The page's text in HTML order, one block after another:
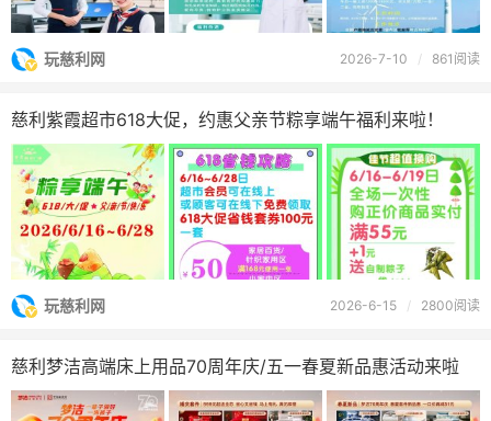
玩慈利网 2026-7-10 / 861阅读
慈利紫霞超市618大促，约惠父亲节粽享端午福利来啦！
玩慈利网 2026-6-15 / 2800阅读
慈利梦洁高端床上用品70周年庆/五一春夏新品惠活动来啦